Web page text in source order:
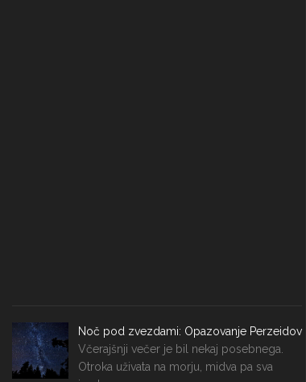
Noč pod zvezdami: Opazovanje Perzeidov
Včerajšnji večer je bil nekaj posebnega.
Otroka uživata na morju, midva pa sva